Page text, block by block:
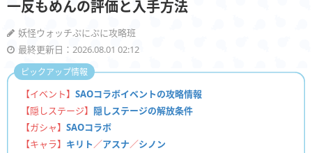
一反もめんの評価と入手方法
妖怪ウォッチぷにぷに攻略班
最終更新日：2026.08.01 02:12
【イベント】 SAOコラボイベントの攻略情報
【隠しステージ】 隠しステージの解放条件
【ガシャ】 SAOコラボ
【キャラ】 キリト／アスナ／シノン
ピックアップ情報